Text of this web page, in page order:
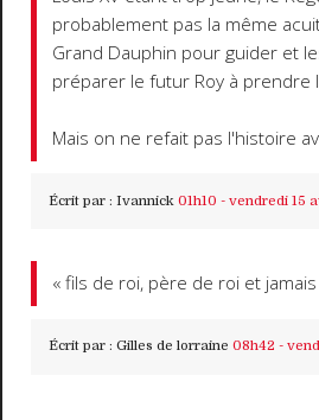
probablement pas la même
Grand Dauphin pour guider et
préparer le futur Roy à prendre
Mais on ne refait pas l'histoire
Écrit par : Ivannick 01h10 - vendredi 15
« fils de roi, père de roi et
Écrit par : Gilles de lorraine 08h42 -